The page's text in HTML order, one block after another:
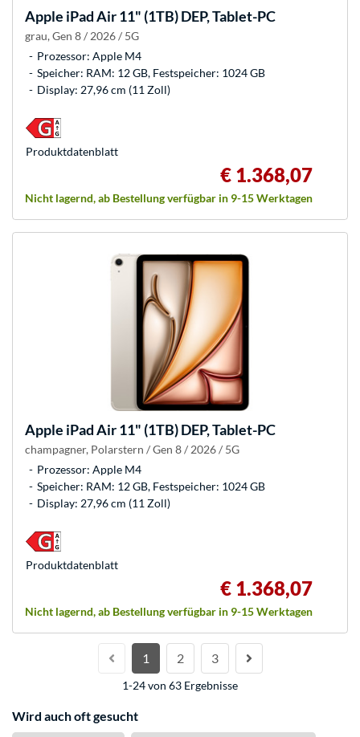
Apple iPad Air 11" (1TB) DEP, Tablet-PC
grau, Gen 8 / 2026 / 5G
Prozessor: Apple M4
Speicher: RAM: 12 GB, Festspeicher: 1024 GB
Display: 27,96 cm (11 Zoll)
€ 1.368,07
Nicht lagernd, ab Bestellung verfügbar in 9-15 Werktagen
Produkt­datenblatt
Apple iPad Air 11" (1TB) DEP, Tablet-PC
champagner, Polarstern / Gen 8 / 2026 / 5G
Prozessor: Apple M4
Speicher: RAM: 12 GB, Festspeicher: 1024 GB
Display: 27,96 cm (11 Zoll)
€ 1.368,07
Nicht lagernd, ab Bestellung verfügbar in 9-15 Werktagen
Produkt­datenblatt
1 2 3
1-24 von 63 Ergebnisse
Wird auch oft gesucht